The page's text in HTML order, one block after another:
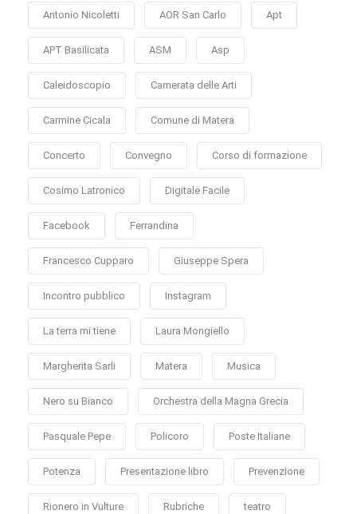
Antonio Nicoletti AOR San Carlo Apt
APT Basilicata ASM Asp
Caleidoscopio Camerata delle Arti
Carmine Cicala Comune di Matera
Concerto Convegno Corso di formazione
Cosimo Latronico Digitale Facile
Facebook Ferrandina
Francesco Cupparo Giuseppe Spera
Incontro pubblico Instagram
La terra mi tiene Laura Mongiello
Margherita Sarli Matera Musica
Nero su Bianco Orchestra della Magna Grecia
Pasquale Pepe Policoro Poste Italiane
Potenza Presentazione libro Prevenzione
Rionero in Vulture Rubriche teatro